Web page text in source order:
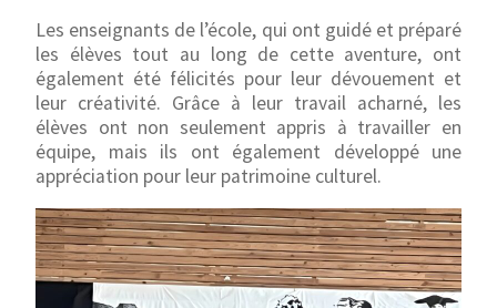
Les enseignants de l’école, qui ont guidé et préparé
les élèves tout au long de cette aventure, ont
également été félicités pour leur dévouement et
leur créativité. Grâce à leur travail acharné, les
élèves ont non seulement appris à travailler en
équipe, mais ils ont également développé une
appréciation pour leur patrimoine culturel.